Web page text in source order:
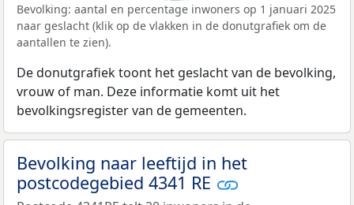
Bevolking: aantal en percentage inwoners op 1 januari 2025
naar geslacht (klik op de vlakken in de donutgrafiek om de
aantallen te zien).
De donutgrafiek toont het geslacht van de bevolking,
vrouw of man. Deze informatie komt uit het
bevolkingsregister van de gemeenten.
Bevolking naar leeftijd in het
postcodegebied 4341 RE